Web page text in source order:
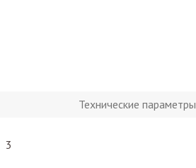
Технические параметры
3